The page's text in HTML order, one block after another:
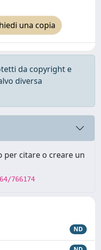
una copia
da copyright e
diversa
per citare o creare un
766174
ND